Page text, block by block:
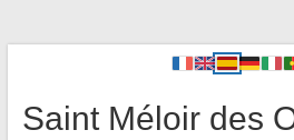
Saint Méloir des